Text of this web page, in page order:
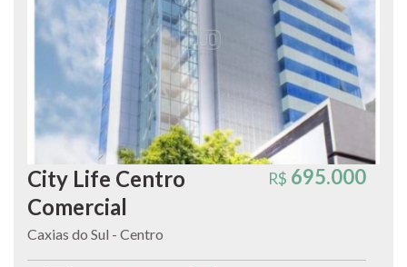
R$ 695.000
City Life Centro
Comercial
Caxias do Sul - Centro